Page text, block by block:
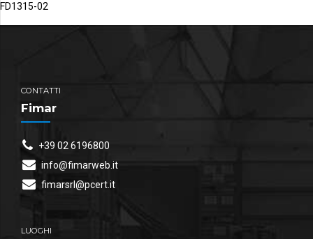
FD1315-02
CONTATTI
Fimar
+39 02 6196800
info@fimarweb.it
fimarsrl@pcert.it
LUOGHI